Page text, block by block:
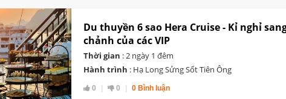
Du thuyền 6 sao Hera Cruise - Kỉ nghỉ
chảnh của các VIP
Thời gian : 2 ngày 1 đêm
Hành trình : Hạ Long Sửng Sốt Tiên Ông
0 0 0 Bình luận